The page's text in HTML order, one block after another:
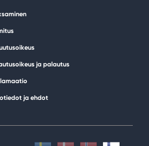
ja palautus
ja ehdot